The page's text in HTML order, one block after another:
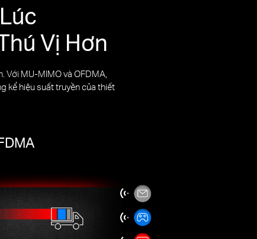
Vị Hơn
MU-MIMO và OFDMA,
kể hiệu suất truyền của thiết